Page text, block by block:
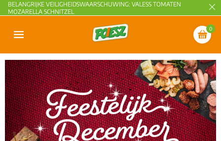
BELANGRIJKE VEILIGHEIDSWAARSCHUWING: VALESS TOMATEN
MOZARELLA SCHNITZEL
0